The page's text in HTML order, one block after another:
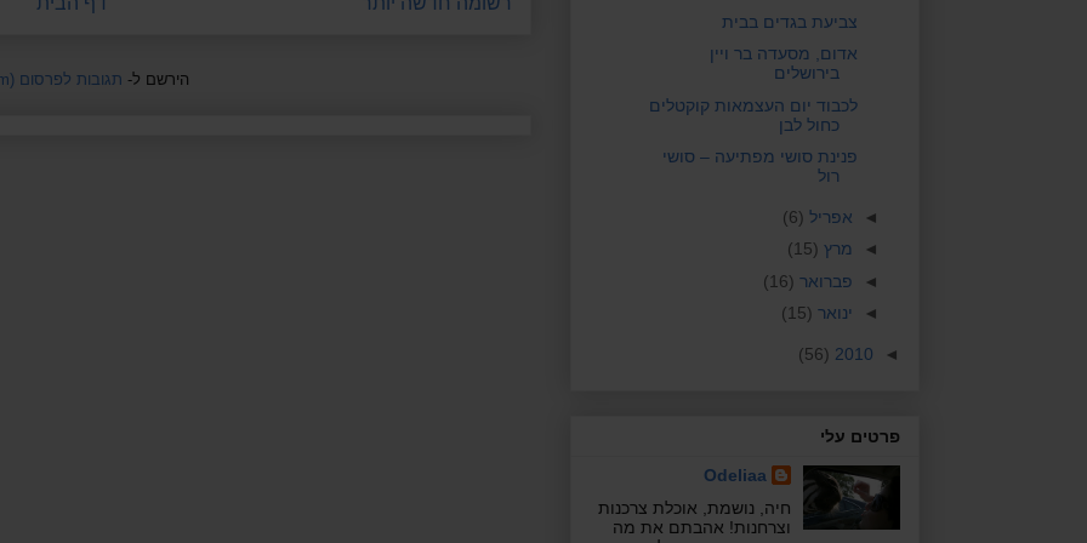
הירשם ל- תגובות לפרסום (Atom)
צביעת בגדים בבית
אדום, מסעדה בר ויין
בירושלים
לכבוד יום העצמאות קוקטלים
כחול לבן
פנינת סושי מפתיעה – סושי
רול
◄ אפריל (6)
◄ מרץ (15)
◄ פברואר (16)
◄
ינואר (15)
◄
2010
(56)
פרטים עלי
Odeliaa
חיה, נושמת, אוכלת צרכנות
וצרחנות! אהבתם את מה